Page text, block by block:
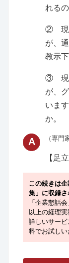
れる
② 現
が、
教示下
③ 現
が、
いま
か。
A （専
【足立
この続きは
集」に収録
「企業懇話
以上の経理
詳しいサー
料でお試しい